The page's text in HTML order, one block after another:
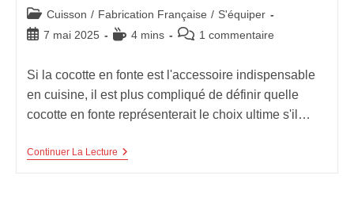
Post
category:
Cuisson / Fabrication Française / S'équiper
Publication
7 mai 2025
Temps
lecture :
4 mins
Commentaires
1 commentaire
Si la cocotte en fonte est l'accessoire indispensable
en cuisine, il est plus compliqué de définir quelle
cocotte en fonte représenterait le choix ultime s'il…
Continuer La LectureLe